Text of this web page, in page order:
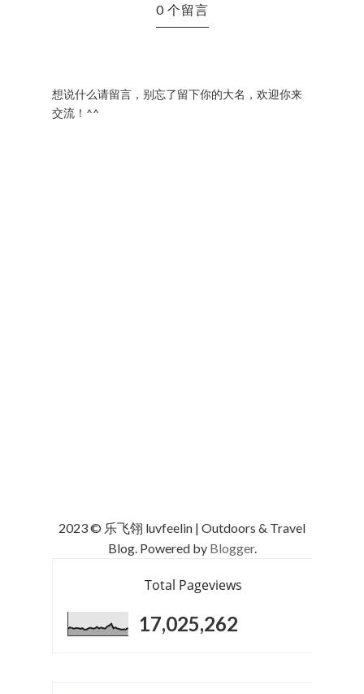
0 个留言
想说什么请留言，别忘了留下你的大名，欢迎你来
交流！^^
2023 © 乐飞翎 luvfeelin | Outdoors & Travel
Blog. Powered by Blogger.
Total Pageviews
17,025,262